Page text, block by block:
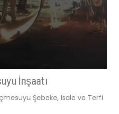
İnşaatı
Şebeke, Isale ve Terfi